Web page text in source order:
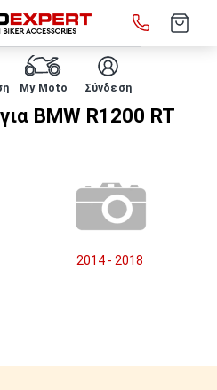
My Moto Σύνδεση
BMW R1200 RT
BMW R1200 RT
2014 - 2018